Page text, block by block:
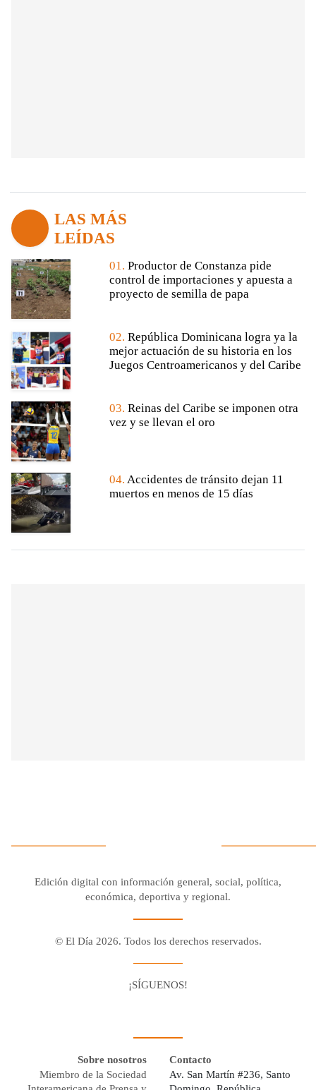
LAS MÁS
LEÍDAS
01. Productor de Constanza pide
control de importaciones y apuesta a
proyecto de semilla de papa
02. República Dominicana logra ya la
mejor actuación de su historia en los
Juegos Centroamericanos y del Caribe
03. Reinas del Caribe se imponen otra
vez y se llevan el oro
04. Accidentes de tránsito dejan 11
muertos en menos de 15 días
Edición digital con información general, social, política,
económica, deportiva y regional.
© El Día 2026. Todos los derechos reservados.
¡SÍGUENOS!
Sobre nosotros
Miembro de la Sociedad
Contacto
Av. San Martín #236, Santo